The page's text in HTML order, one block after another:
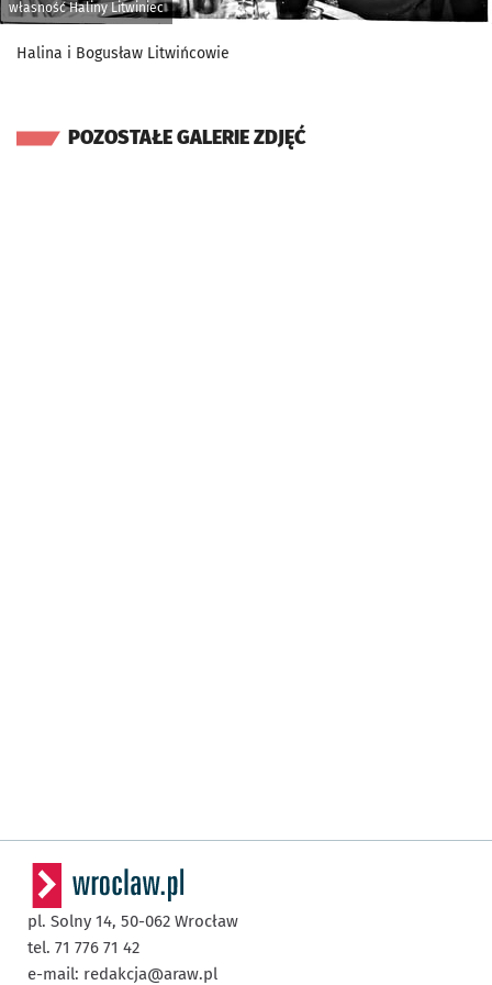
własność Haliny Litwiniec
Halina i Bogusław Litwińcowie
POZOSTAŁE GALERIE ZDJĘĆ
pl. Solny 14, 50-062 Wrocław
tel. 71 776 71 42
e-mail: redakcja@araw.pl